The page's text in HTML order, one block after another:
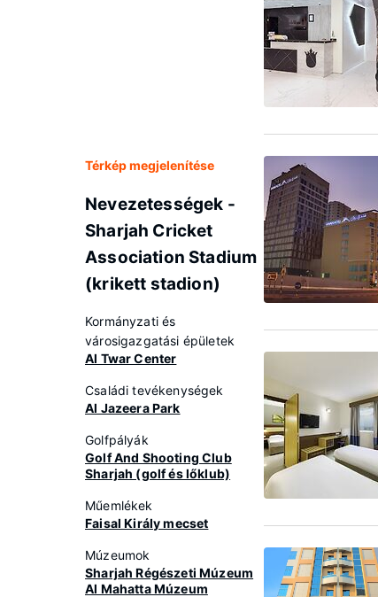
Térkép megjelenítése
Nevezetességek -
Sharjah Cricket
Association Stadium
(krikett stadion)
Kormányzati és
városigazgatási épületek
Al Twar Center
Családi tevékenységek
Al Jazeera Park
Golfpályák
Golf And Shooting Club
Sharjah (golf és lőklub)
Műemlékek
Faisal Király mecset
Múzeumok
Sharjah Régészeti Múzeum
Al Mahatta Múzeum